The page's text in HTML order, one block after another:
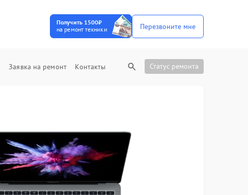
Получить 1500₽
на ремонт техники
Перезвоните мне
Заявка на ремонт Контакты Статус ремонта